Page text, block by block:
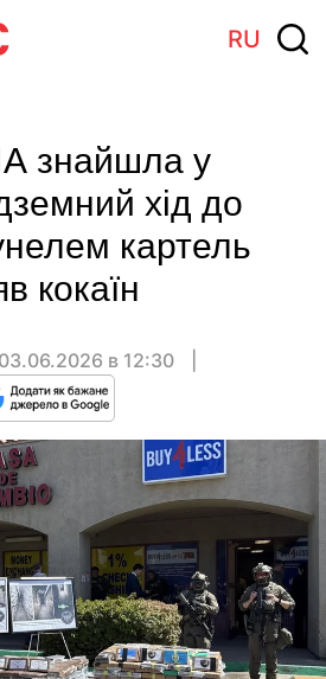
RU
знайшла у
хід до
картель
кокаїн
03.06.2026 в 12:30